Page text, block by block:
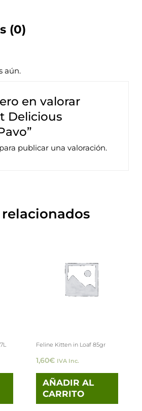
(0)
aún.
en valorar
Delicious
para publicar una valoración.
Feline Kitten in Loaf 85gr
1,60€ IVA Inc.
AÑADIR AL
CARRITO